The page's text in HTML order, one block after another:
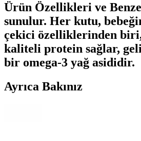
Ürün Özellikleri ve
sunulur. Her kutu,
çekici özelliklerinden
kaliteli protein sağlar,
bir omega-3 yağ asididir.
Ayrıca Bakınız